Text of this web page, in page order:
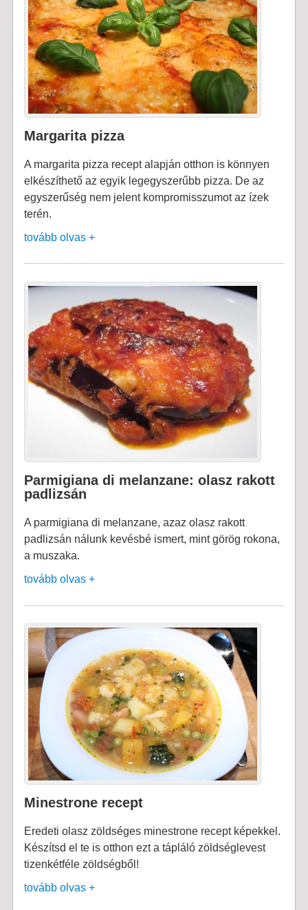
Margarita pizza
A margarita pizza recept alapján otthon is könnyen
elkészíthető az egyik legegyszerűbb pizza. De az
egyszerűség nem jelent kompromisszumot az ízek
terén.
tovább olvas +
Parmigiana di melanzane: olasz rakott
padlizsán
A parmigiana di melanzane, azaz olasz rakott
padlizsán nálunk kevésbé ismert, mint görög rokona,
a muszaka.
tovább olvas +
Minestrone recept
Eredeti olasz zöldséges minestrone recept képekkel.
Készítsd el te is otthon ezt a tápláló zöldséglevest
tizenkétféle zöldségből!
tovább olvas +